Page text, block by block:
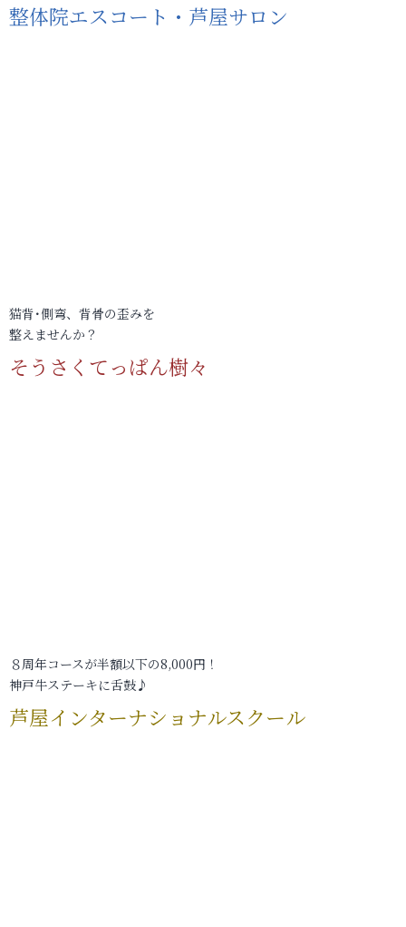
整体院エスコート・芦屋サロン
猫背･側弯、背骨の歪みを
整えませんか？
そうさくてっぱん樹々
８周年コースが半額以下の8,000円！
神戸牛ステーキに舌鼓♪
芦屋インターナショナルスクール